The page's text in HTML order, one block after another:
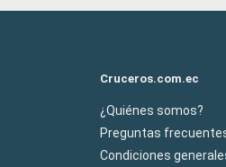
Cruceros.com.ec
¿Quiénes somos?
Preguntas
Condiciones